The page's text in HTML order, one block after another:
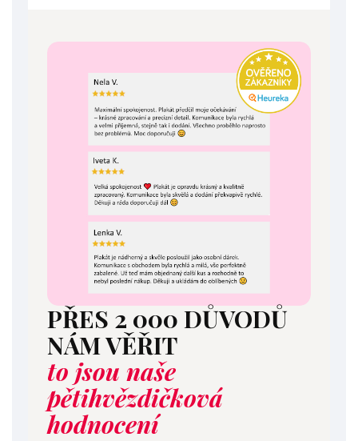
PŘES 2 000 DŮVODŮ
NÁM VĚŘIT
to jsou naše
pětihvězdičková
hodnocení